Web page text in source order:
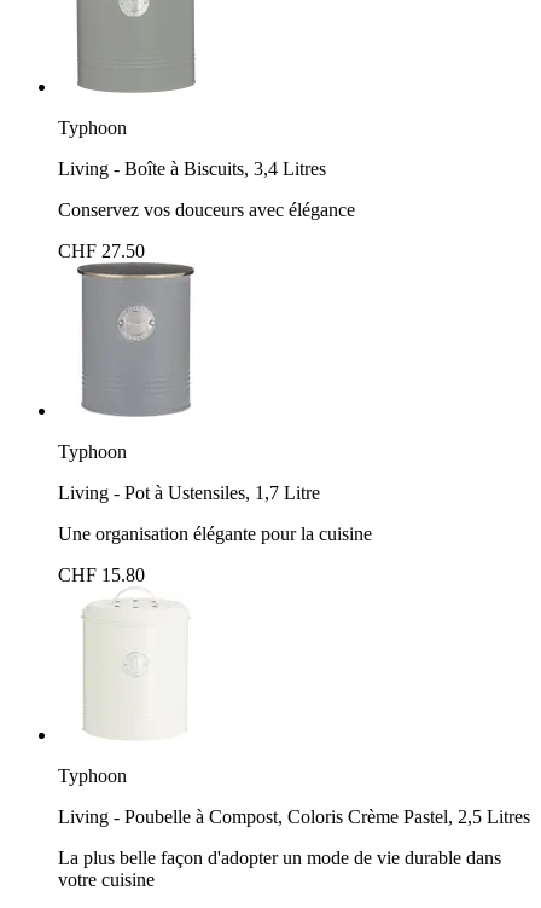
Typhoon
Living - Boîte à Biscuits, 3,4 Litres
Conservez vos douceurs avec élégance
CHF 27.50
Typhoon
Living - Pot à Ustensiles, 1,7 Litre
Une organisation élégante pour la cuisine
CHF 15.80
Typhoon
Living - Poubelle à Compost, Coloris Crème Pastel, 2,5 Litres
La plus belle façon d'adopter un mode de vie durable dans
votre cuisine